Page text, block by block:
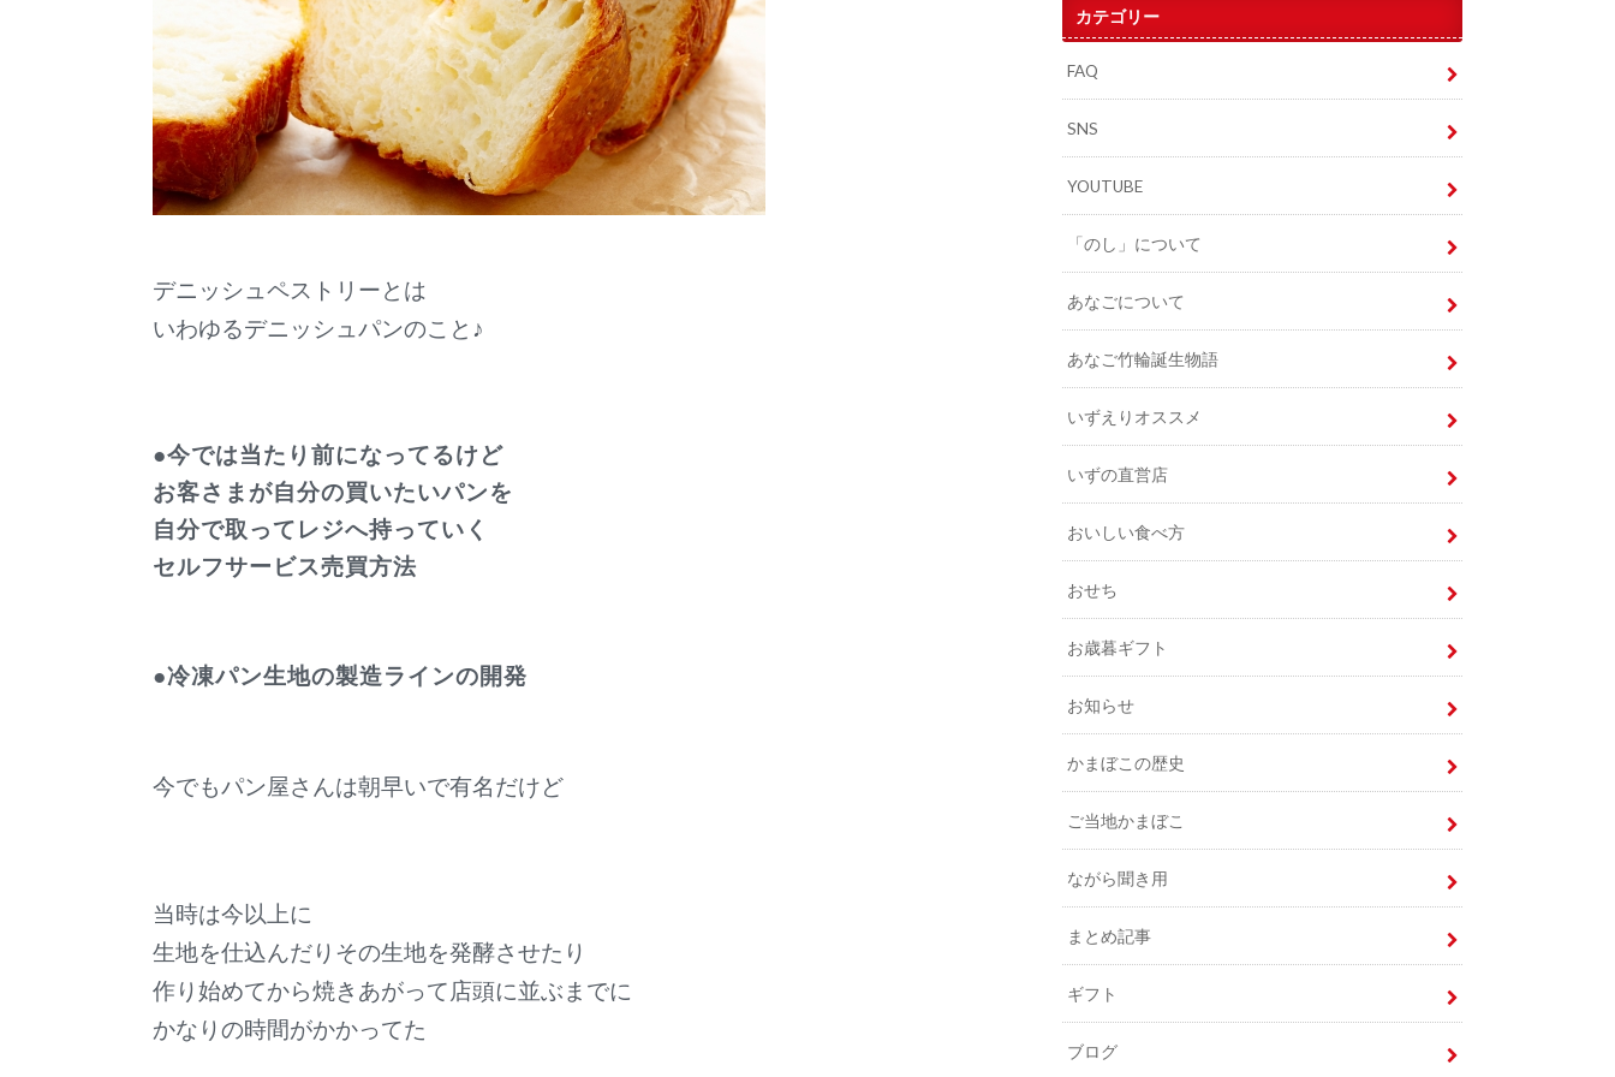
デニッシュペストリーとは
いわゆるデニッシュパンのこと♪
●今では当たり前になってるけど
お客さまが自分の買いたいパンを
自分で取ってレジへ持っていく
セルフサービス売買方法
●冷凍パン生地の製造ラインの開発
今でもパン屋さんは朝早いで有名だけど
当時は今以上に
生地を仕込んだりその生地を発酵させたり
作り始めてから焼きあがって店頭に並ぶまでに
かなりの時間がかかってた
カテゴリー
FAQ
SNS
YOUTUBE
「のし」について
あなごについて
あなご竹輪誕生物語
いずえりオススメ
いずの直営店
おいしい食べ方
おせち
お歳暮ギフト
お知らせ
かまぼこの歴史
ご当地かまぼこ
ながら聞き用
まとめ記事
ギフト
ブログ